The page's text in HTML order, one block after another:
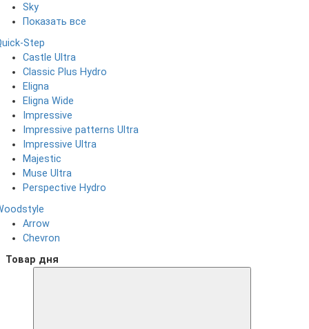
Sky
Показать все
Step
Castle Ultra
Classic Plus Hydro
Eligna
Eligna Wide
Impressive
Impressive patterns Ultra
Impressive Ultra
Majestic
Muse Ultra
Perspective Hydro
Arrow
Chevron
Товар дня